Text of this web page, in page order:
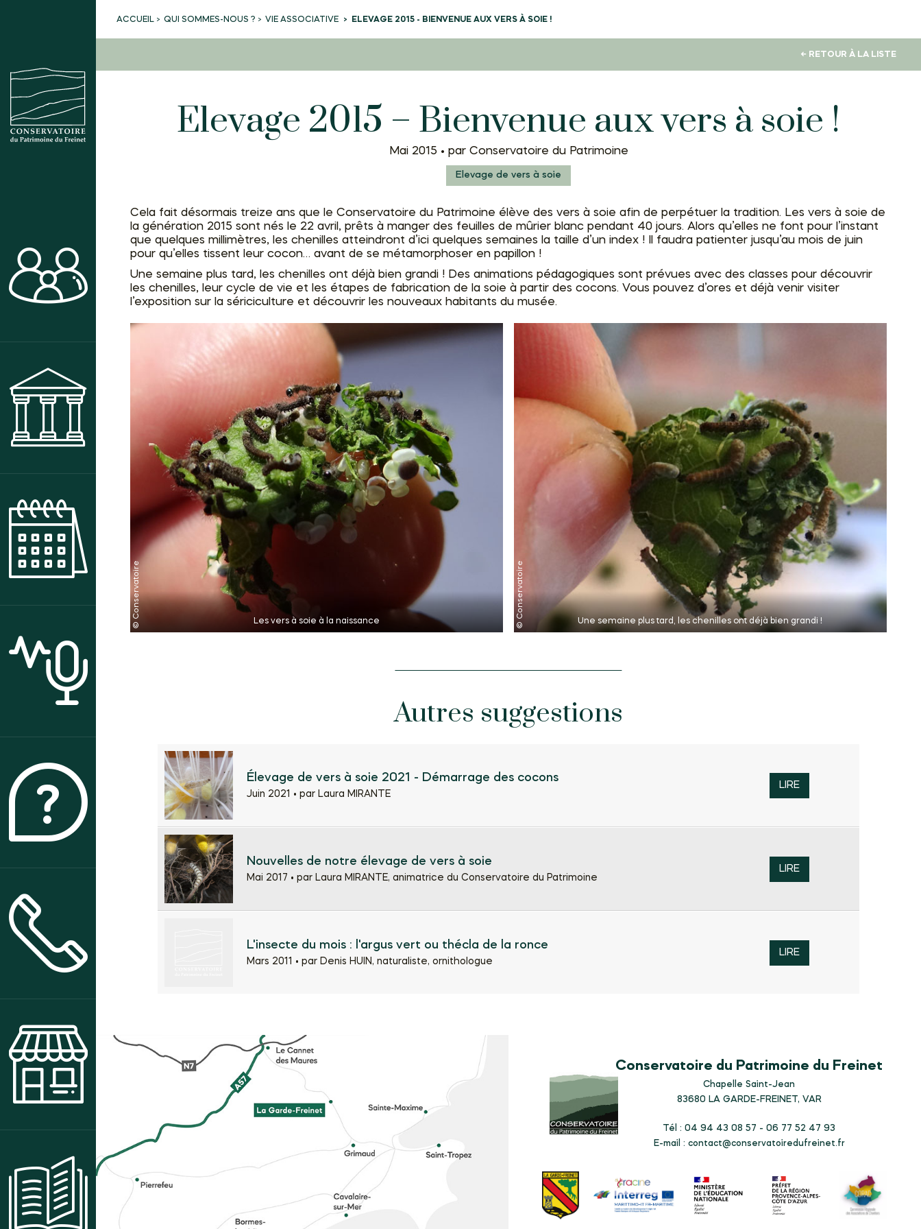
ACTIVITÉS
AGENDA DES ANIMATIONS
QUI SOMMES-NOUS ?
CENTRE DE RESSOURCES
ACCUEIL QUI SOMMES-NOUS ? VIE ASSOCIATIVE ELEVAGE 2015 - BIENVENUE AUX VERS À SOIE !
← RETOUR À LA LISTE
Elevage 2015 – Bienvenue aux vers à soie !
Mai 2015 • par Conservatoire du Patrimoine
Elevage de vers à soie
Cela fait désormais treize ans que le Conservatoire du Patrimoine élève des vers à soie afin de perpétuer la tradition. Les vers à soie de
la génération 2015 sont nés le 22 avril, prêts à manger des feuilles de mûrier blanc pendant 40 jours. Alors qu’elles ne font pour l’instant
que quelques millimètres, les chenilles atteindront d’ici quelques semaines la taille d’un index ! Il faudra patienter jusqu’au mois de juin
pour qu’elles tissent leur cocon… avant de se métamorphoser en papillon !
Une semaine plus tard, les chenilles ont déjà bien grandi ! Des animations pédagogiques sont prévues avec des classes pour découvrir
les chenilles, leur cycle de vie et les étapes de fabrication de la soie à partir des cocons. Vous pouvez d’ores et déjà venir visiter
l’exposition sur la sériciculture et découvrir les nouveaux habitants du musée.
Les vers à soie à la naissance Une semaine plus tard, les chenilles ont déjà bien grandi !
Autres suggestions
Élevage de vers à soie 2021 - Démarrage des cocons
Juin 2021 • par Laura MIRANTE
LIRE
Nouvelles de notre élevage de vers à soie
Mai 2017 • par Laura MIRANTE, animatrice du Conservatoire du Patrimoine
LIRE
L'insecte du mois : l'argus vert ou thécla de la ronce
Mars 2011 • par Denis HUIN, naturaliste, ornithologue
LIRE
Conservatoire du Patrimoine du Freinet
Chapelle Saint-Jean
83680 LA GARDE-FREINET, VAR
Tél : 04 94 43 08 57 - 06 77 52 47 93
E-mail : contact@conservatoiredufreinet.fr